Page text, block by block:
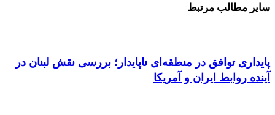
سایر مطالب مرتبط
پایداری توافق در منطقه‌ای ناپایدار؛ بررسی نقش لبنان در
آینده روابط ایران و آمریکا